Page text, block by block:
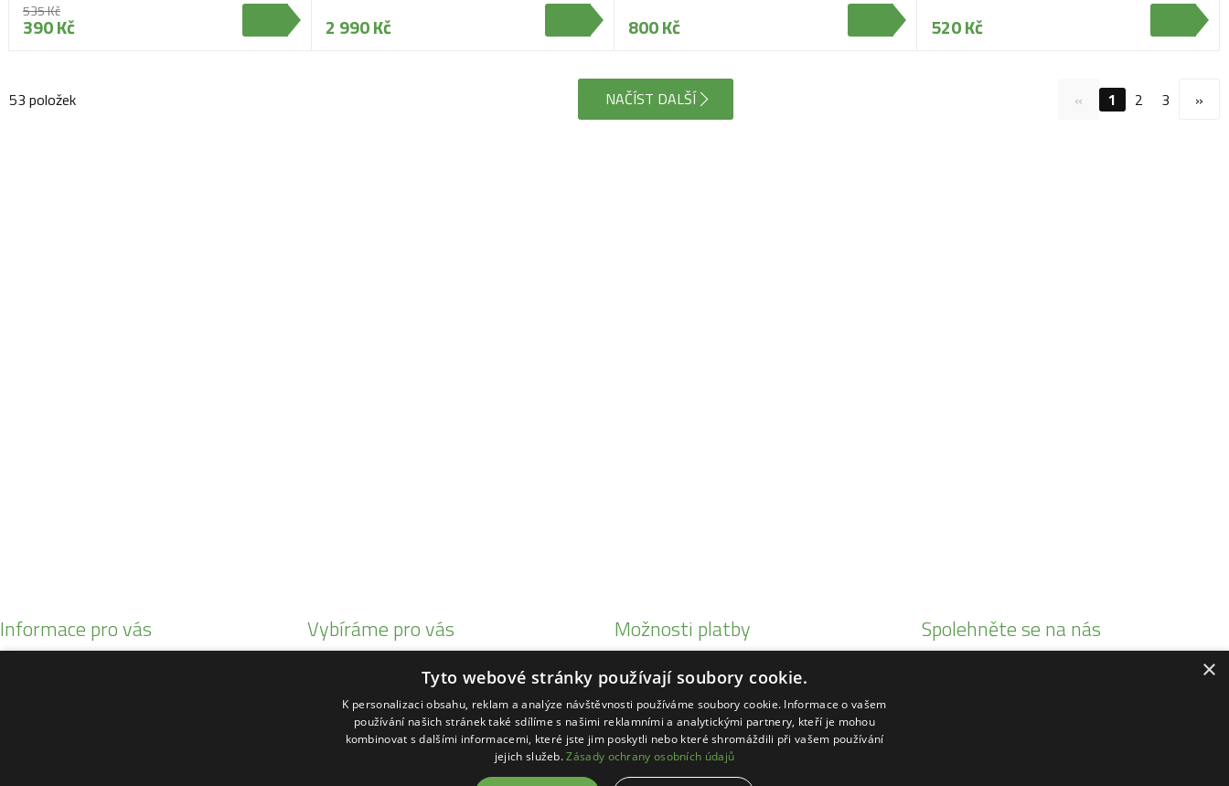
535 Kč
390 Kč 2 990 Kč 800 Kč 520 Kč
53 položek NAČÍST DALŠÍ « 1 2 3 »
Informace pro vás Vybíráme pro vás
Malotratory Vari Honda
Kuchyňské potřeby Status
Sekačky robotické
Motorové pily Stihl
Možnosti platby Spolehněte se na nás
×
Tyto webové stránky používají soubory cookie.
K personalizaci obsahu, reklam a analýze návštěvnosti používáme soubory cookie. Informace o vašem
používání našich stránek také sdílíme s našimi reklamními a analytickými partnery, kteří je mohou
kombinovat s dalšími informacemi, které jste jim poskytli nebo které shromáždili při vašem používání
jejich služeb.Zásady ochrany osobních údajů